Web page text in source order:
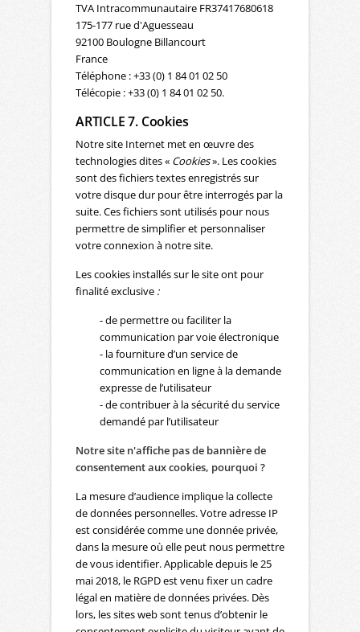
TVA Intracommunautaire FR37417680618
175-177 rue d'Aguesseau
92100 Boulogne Billancourt
France
Téléphone : +33 (0) 1 84 01 02 50
Télécopie : +33 (0) 1 84 01 02 50.
ARTICLE 7. Cookies
Notre site Internet met en œuvre des
technologies dites « Cookies». Les cookies
sont des fichiers textes enregistrés sur
votre disque dur pour être interrogés par la
suite. Ces fichiers sont utilisés pour nous
permettre de simplifier et personnaliser
votre connexion à notre site.
Les cookies installés sur le site ont pour
finalité exclusive :
- de permettre ou faciliter la
communication par voie électronique
- la fourniture d’un service de
communication en ligne à la demande
expresse de l’utilisateur
- de contribuer à la sécurité du service
demandé par l’utilisateur
Notre site n'affiche pas de bannière de
consentement aux cookies, pourquoi ?
La mesure d’audience implique la collecte
de données personnelles. Votre adresse IP
est considérée comme une donnée privée,
dans la mesure où elle peut nous permettre
de vous identifier. Applicable depuis le 25
mai 2018, le RGPD est venu fixer un cadre
légal en matière de données privées. Dès
lors, les sites web sont tenus d’obtenir le